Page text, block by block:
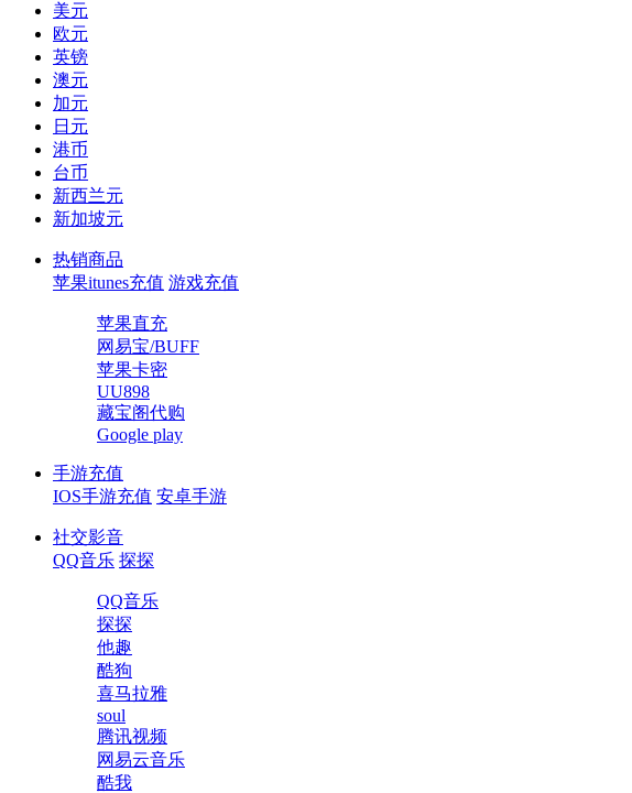
美元
欧元
英镑
澳元
加元
日元
港币
台币
新西兰元
新加坡元
热销商品
苹果itunes充值 游戏充值
苹果直充
网易宝/BUFF
苹果卡密
UU898
藏宝阁代购
Google play
手游充值
IOS手游充值 安卓手游
社交影音
QQ音乐 探探
QQ音乐
探探
他趣
酷狗
喜马拉雅
soul
腾讯视频
网易云音乐
酷我